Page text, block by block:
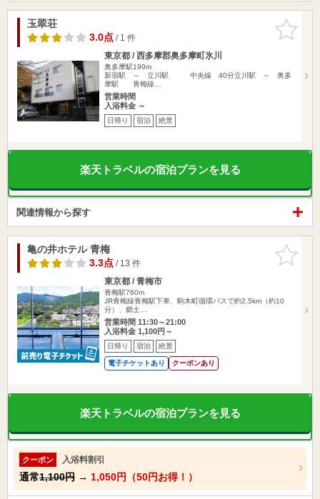
お気に入
りに追加
玉翠荘
3.0点/ 1 件
東京都 / 西多摩郡奥多摩町氷川
奥多摩駅199m
新宿駅 ～ 立川駅 中央線 40分立川駅 ～ 奥多
摩駅 青梅線…
営業時間
入浴料金 ～
日帰り 宿泊 絶景
楽天トラベルの宿泊プランを見る
関連情報から探す
お気に入
りに追加
亀の井ホテル 青梅
3.3点/ 13 件
東京都 / 青梅市
青梅駅760m
JR青梅線青梅駅下車、駒木町循環バスで約2.5km（約10
分）、郷土…
営業時間 11:30～21:00
入浴料金 1,100円～
日帰り 宿泊 絶景
電子チケットあり クーポンあり
楽天トラベルの宿泊プランを見る
クーポン 入浴料割引
通常1,100円 → 1,050円（50円お得！）